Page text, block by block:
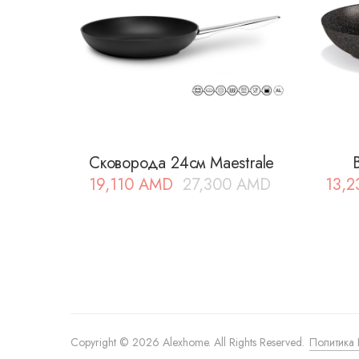
Сковорода 24см Maestrale
27,300 AMD
Первоначальная
19,110 AMD
Текущая
Copyright © 2026 Alexhome. All Rights Reserved.